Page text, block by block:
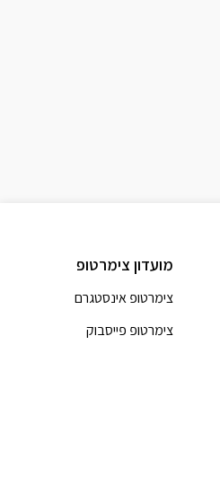
מועדון צימרטופ
צימרטופ אינסטגרם
צימרטופ פייסבוק